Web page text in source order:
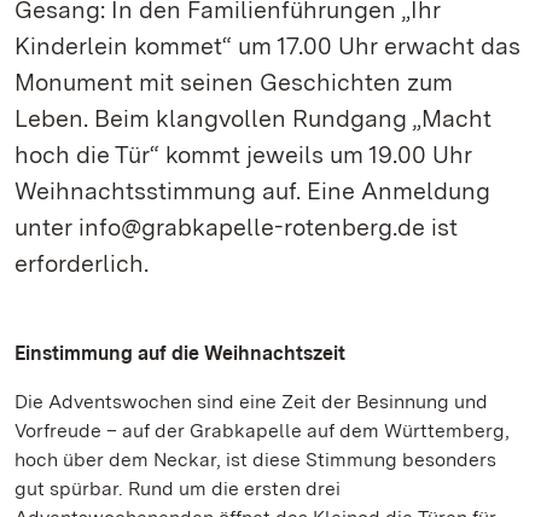
Gesang: In den Familienführungen „Ihr
Kinderlein kommet“ um 17.00 Uhr erwacht das
Monument mit seinen Geschichten zum
Leben. Beim klangvollen Rundgang „Macht
hoch die Tür“ kommt jeweils um 19.00 Uhr
Weihnachtsstimmung auf. Eine Anmeldung
unter info@grabkapelle-rotenberg.de ist
erforderlich.
Einstimmung auf die Weihnachtszeit
Die Adventswochen sind eine Zeit der Besinnung und
Vorfreude – auf der Grabkapelle auf dem Württemberg,
hoch über dem Neckar, ist diese Stimmung besonders
gut spürbar. Rund um die ersten drei